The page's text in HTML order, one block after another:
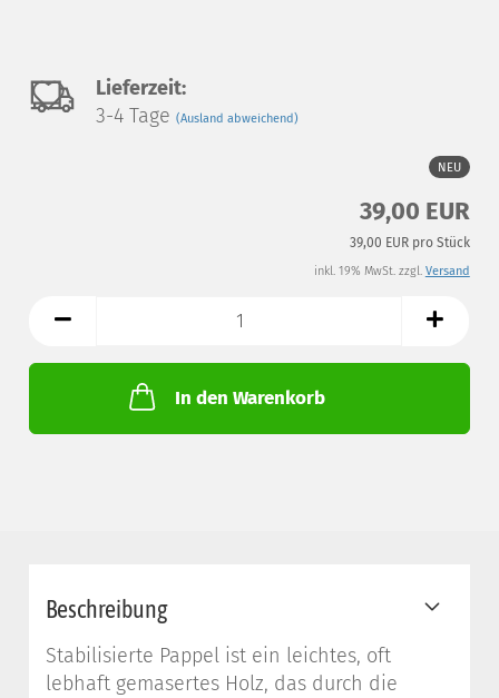
Auf
den
Lieferzeit:
3-4 Tage(Ausland abweichend)
NEU
39,00 EUR
39,00 EUR pro Stück
inkl. 19% MwSt. zzgl. Versand
In den Warenkorb
Beschreibung
Stabilisierte Pappel ist ein leichtes, oft
lebhaft gemasertes Holz, das durch die